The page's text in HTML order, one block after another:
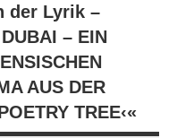
der Lyrik –
– EIN
AUS DER
TREE‹«